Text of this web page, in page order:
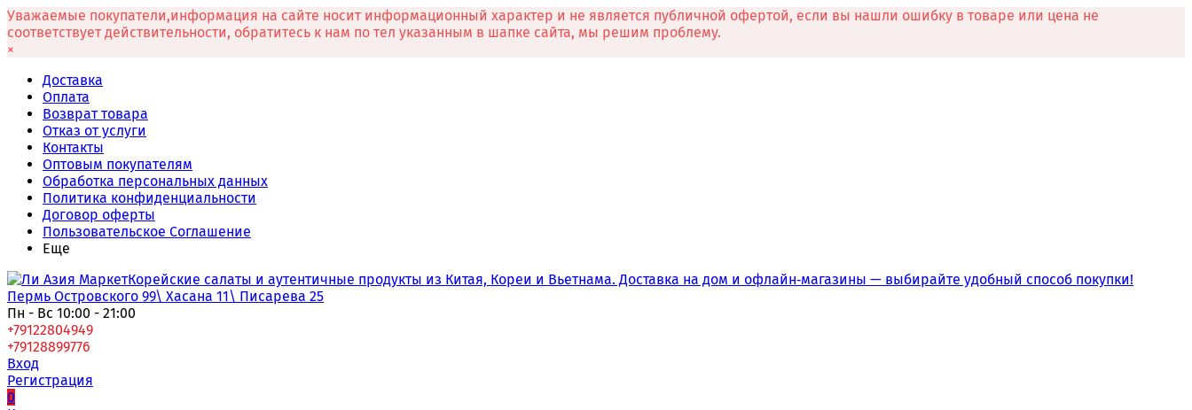
Уважаемые покупатели,информация на сайте носит информационный характер и не является публичной офертой, если вы нашли ошибку в товаре или цена не
соответствует действительности, обратитесь к нам по тел указанным в шапке сайта, мы решим проблему.
×
Доставка
Оплата
Возврат товара
Отказ от услуги
Контакты
Оптовым покупателям
Обработка персональных данных
Политика конфиденциальности
Договор оферты
Пользовательское Соглашение
Еще
Корейские салаты и аутентичные продукты из Китая, Кореи и Вьетнама. Доставка на дом и офлайн‑магазины — выбирайте удобный способ покупки!
Пермь Островского 99\ Хасана 11\ Писарева 25
Пн - Вс 10:00 - 21:00
+79122804949
+79128899776
Вход
Регистрация
0